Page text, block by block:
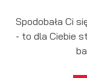
Spodobała Ci
- to dla Ciebie
oraz innych
pośredników
wiadomości,